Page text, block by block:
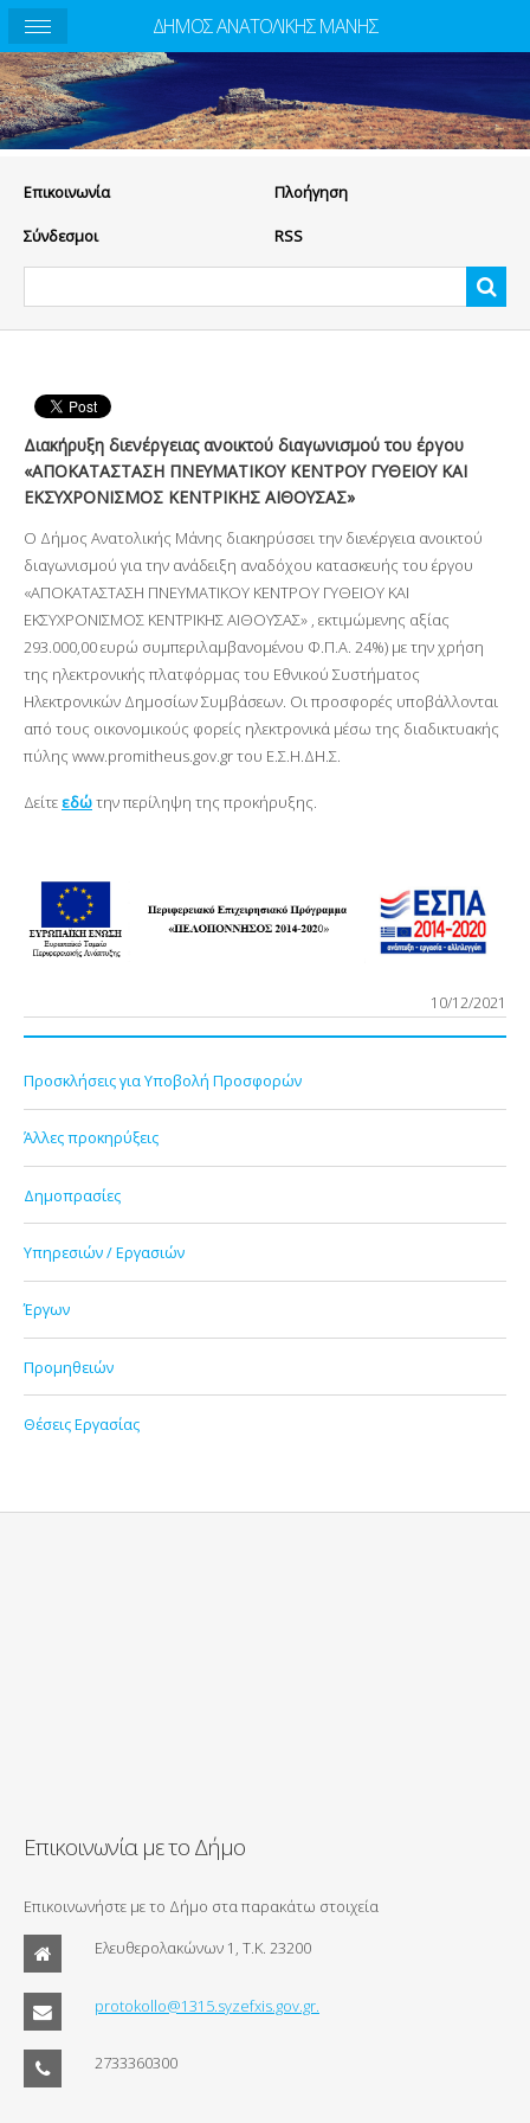
Eπικοινωνία Πλοήγηση
Σύνδεσμοι RSS
Διακήρυξη διενέργειας ανοικτού διαγωνισμού του έργου
«ΑΠΟΚΑΤΑΣΤΑΣΗ ΠΝΕΥΜΑΤΙΚΟΥ ΚΕΝΤΡΟΥ ΓΥΘΕΙΟΥ ΚΑΙ
ΕΚΣΥΧΡΟΝΙΣΜΟΣ ΚΕΝΤΡΙΚΗΣ ΑΙΘΟΥΣΑΣ»
Ο Δήμος Ανατολικής Μάνης διακηρύσσει την διενέργεια ανοικτού
διαγωνισμού για την ανάδειξη αναδόχου κατασκευής του έργου
«ΑΠΟΚΑΤΑΣΤΑΣΗ ΠΝΕΥΜΑΤΙΚΟΥ ΚΕΝΤΡΟΥ ΓΥΘΕΙΟΥ ΚΑΙ
ΕΚΣΥΧΡΟΝΙΣΜΟΣ ΚΕΝΤΡΙΚΗΣ ΑΙΘΟΥΣΑΣ» , εκτιμώμενης αξίας
293.000,00 ευρώ συμπεριλαμβανομένου Φ.Π.Α. 24%) με την χρήση
της ηλεκτρονικής πλατφόρμας του Εθνικού Συστήματος
Ηλεκτρονικών Δημοσίων Συμβάσεων. Οι προσφορές υποβάλλονται
από τους οικονομικούς φορείς ηλεκτρονικά μέσω της διαδικτυακής
πύλης www.promitheus.gov.gr του Ε.Σ.Η.ΔΗ.Σ.
Δείτεεδώτην περίληψη της προκήρυξης.
10/12/2021
Προσκλήσεις για Υποβολή Προσφορών
Άλλες προκηρύξεις
Δημοπρασίες
Υπηρεσιών / Εργασιών
Έργων
Προμηθειών
Θέσεις Εργασίας
Επικοινωνία με το Δήμο
Επικοινωνήστε με το Δήμο στα παρακάτω στοιχεία
Ελευθερολακώνων 1, Τ.Κ. 23200
protokollo@1315.syzefxis.gov.gr.
2733360300
ΔΗΜΟΣ ΑΝΑΤΟΛΙΚΗΣ ΜΑΝΗΣ